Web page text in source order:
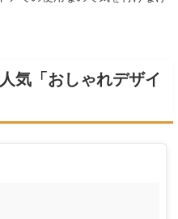
気「おしゃれデザイ